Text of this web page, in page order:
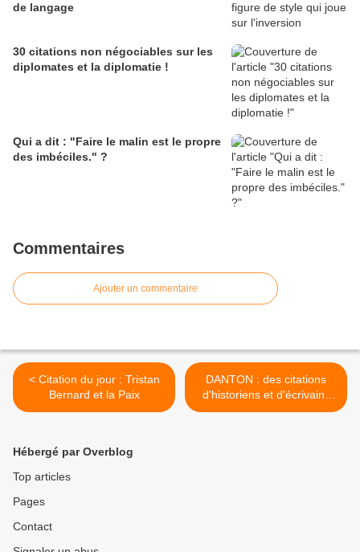
de langage
30 citations non négociables sur les
diplomates et la diplomatie !
Qui a dit : "Faire le malin est le propre
des imbéciles." ?
Commentaires
Ajouter un commentaire
< Citation du jour : Tristan
Bernard et la Paix
DANTON : des citations
d'historiens et d'écrivains
sur l'homme et l'action du
Hébergé par Overblog
Top articles
Pages
Contact